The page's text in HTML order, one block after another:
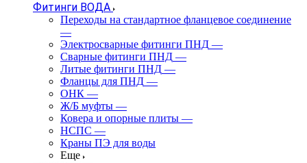
Фитинги ВОДА
Переходы на стандартное фланцевое соединение
—
Электросварные фитинги ПНД —
Сварные фитинги ПНД —
Литые фитинги ПНД —
Фланцы для ПНД —
ОНК —
Ж/Б муфты —
Ковера и опорные плиты —
НСПС —
Краны ПЭ для воды
Еще